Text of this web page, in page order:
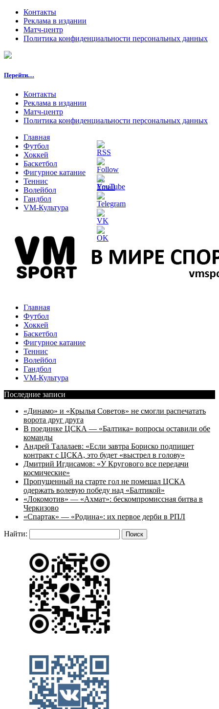
Контакты
Реклама в издании
Матч-центр
Политика конфиденциальности персональных данных
Перейти…
Контакты
Реклама в издании
Матч-центр
Политика конфиденциальности персональных данных
Главная
Футбол
Хоккей
Баскетбол
Фигурное катание
Теннис
Волейбол
Гандбол
VM-Культура
Главная
Футбол
Хоккей
Баскетбол
Фигурное катание
Теннис
Волейбол
Гандбол
VM-Культура
Последние записи
«Динамо» и «Крылья Советов» не смогли распечатать
ворота друг друга
В поединке ЦСКА — «Балтика» вопросы оставили обе
команды
Андрей Талалаев: «Если завтра Бориско подпишет
контракт с ЦСКА, это будет «выстрел в голову»
Дмитрий Игдисамов: «У Кругового все передачи
космические»
Пропущенный на старте гол не помешал ЦСКА
одержать волевую победу над «Балтикой»
«Локомотив» — «Ахмат»: бескомпромиссная битва в
Черкизово
«Спартак» — «Родина»: их первое дерби в РПЛ
Найти: